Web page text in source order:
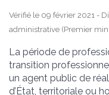
Vérifié le 09 février 2021 -
administrative (Premier
La période de
transition
un agent public de
d’État, territoriale ou